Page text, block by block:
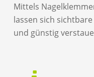
Mittels
lassen sich
und günstig